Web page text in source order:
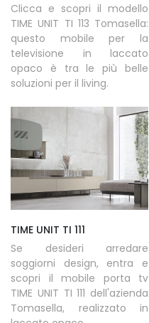
Clicca e scopri il modello
TIME UNIT TI 113 Tomasella:
questo mobile per la
televisione in laccato
opaco è tra le più belle
soluzioni per il living.
TIME UNIT TI 111
Se desideri arredare
soggiorni design, entra e
scopri il mobile porta tv
TIME UNIT TI 111 dell'azienda
Tomasella, realizzato in